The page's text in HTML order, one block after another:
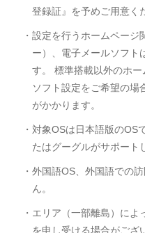
登録証』を予めご用意く
・設定を行うホームペー
ー）、電子メールソフト
す。 標準搭載以外のホ
ソフト設定をご希望の場
がかかります。
・対象OSは日本語版のOS
たはグーグルがサポート
・外国語OS、外国語での
ん。
・エリア（一部離島）に
を申し受ける場合がござ